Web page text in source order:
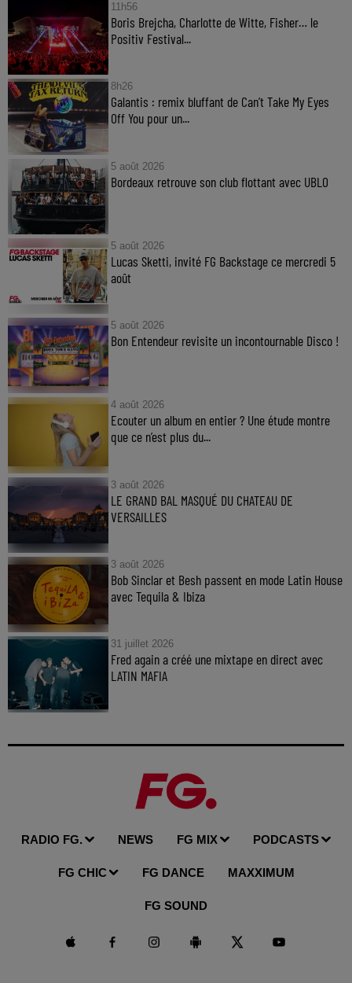
11h56
Boris Brejcha, Charlotte de Witte, Fisher… le
Positiv Festival...
8h26
Galantis : remix bluffant de Can’t Take My Eyes
Off You pour un...
5 août 2026
Bordeaux retrouve son club flottant avec UBLO
5 août 2026
Lucas Sketti, invité FG Backstage ce mercredi 5
août
5 août 2026
Bon Entendeur revisite un incontournable Disco !
4 août 2026
Ecouter un album en entier ? Une étude montre
que ce n’est plus du...
3 août 2026
LE GRAND BAL MASQUÉ DU CHATEAU DE
VERSAILLES
3 août 2026
Bob Sinclar et Besh passent en mode Latin House
avec Tequila & Ibiza
31 juillet 2026
Fred again a créé une mixtape en direct avec
LATIN MAFIA
RADIO FG. NEWS FG MIX PODCASTS
FG CHIC FG DANCE MAXXIMUM
FG SOUND